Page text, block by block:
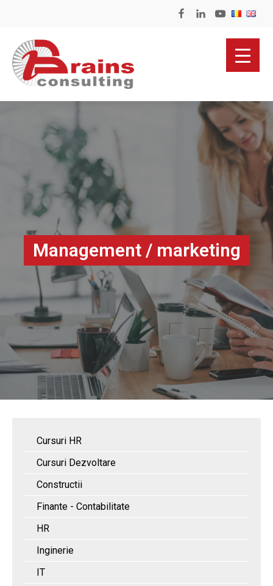
Management / marketing
Cursuri HR
Cursuri Dezvoltare
Constructii
Finante - Contabilitate
HR
Inginerie
IT